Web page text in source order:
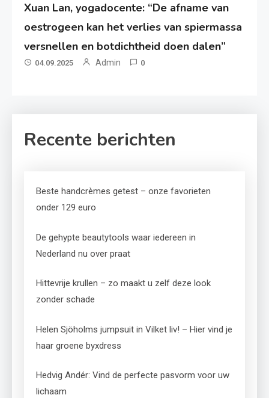
Xuan Lan, yogadocente: “De afname van
oestrogeen kan het verlies van spiermassa
versnellen en botdichtheid doen dalen”
04.09.2025 Admin 0
Recente berichten
Beste handcrèmes getest – onze favorieten
onder 129 euro
De gehypte beautytools waar iedereen in
Nederland nu over praat
Hittevrije krullen – zo maakt u zelf deze look
zonder schade
Helen Sjöholms jumpsuit in Vilket liv! – Hier vind je
haar groene byxdress
Hedvig Andér: Vind de perfecte pasvorm voor uw
lichaam